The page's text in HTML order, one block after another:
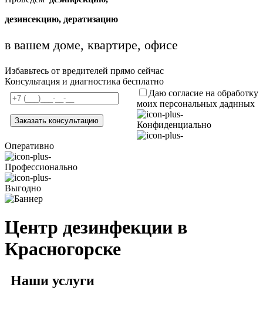
дезинсекцию, дератизацию
в вашем доме, квартире, офисе
Избавьтесь от вредителей прямо сейчас
Консультация и диагностика бесплатно
Даю согласие на обработку
моих персональных даднных
Конфиденциально
Оперативно
Профессионально
Выгодно
Центр дезинфекции в
Красногорске
Наши услуги